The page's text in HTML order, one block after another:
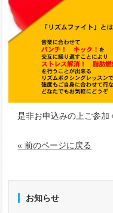
是非お申込みの上ご参加
« 前のページに戻る
お知らせ